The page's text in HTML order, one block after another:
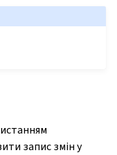
запис змін у